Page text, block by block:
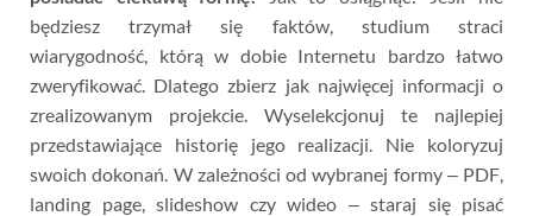
będziesz trzymał się faktów, studium straci
wiarygodność, którą w dobie Internetu bardzo łatwo
zweryfikować. Dlatego zbierz jak najwięcej informacji o
zrealizowanym projekcie. Wyselekcjonuj te najlepiej
przedstawiające historię jego realizacji. Nie koloryzuj
swoich dokonań. W zależności od wybranej formy – PDF,
landing page, slideshow czy wideo – staraj się pisać